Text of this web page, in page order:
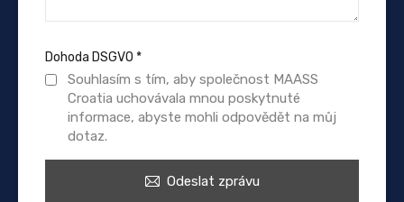
Dohoda DSGVO *
Souhlasím s tím, aby společnost MAASS
Croatia uchovávala mnou poskytnuté
informace, abyste mohli odpovědět na můj
dotaz.
Odeslat zprávu